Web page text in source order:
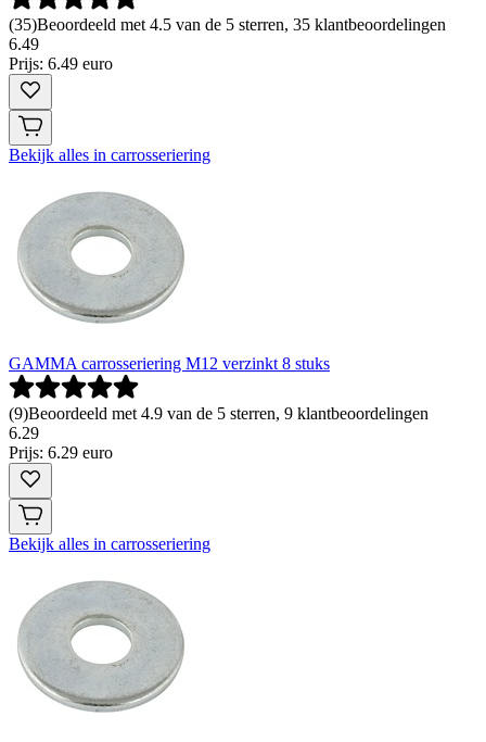
(35)Beoordeeld met 4.5 van de 5 sterren, 35 klantbeoordelingen
6.49
Prijs: 6.49 euro
Bekijk alles in carrosseriering
GAMMA carrosseriering M12 verzinkt 8 stuks
(9)Beoordeeld met 4.9 van de 5 sterren, 9 klantbeoordelingen
6.29
Prijs: 6.29 euro
Bekijk alles in carrosseriering